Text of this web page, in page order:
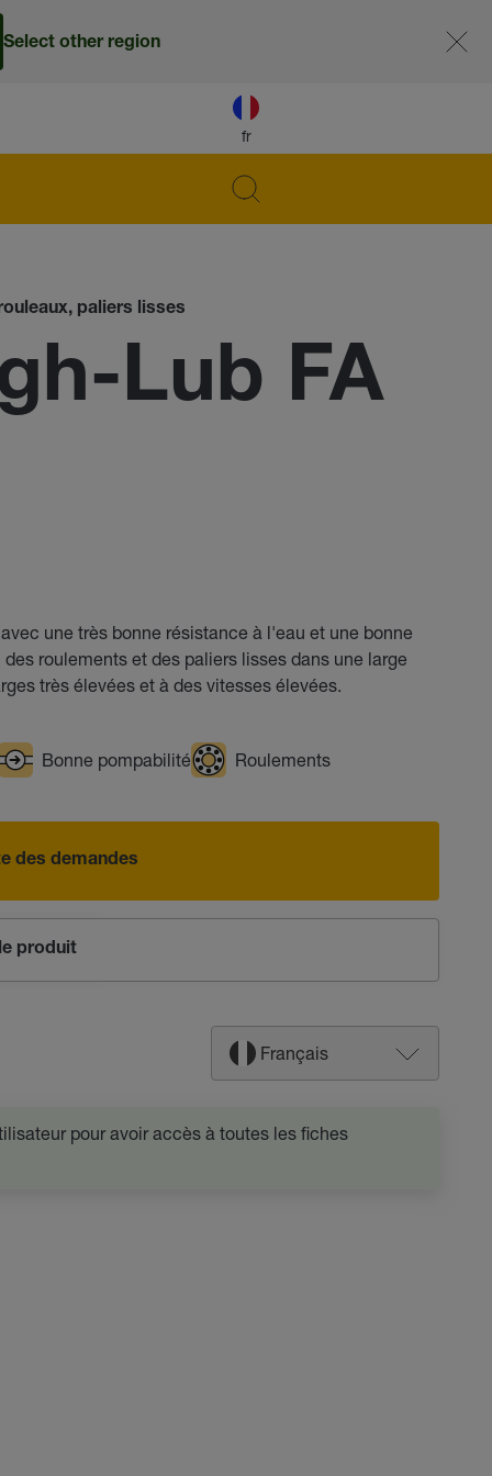
fr
Select other region
paliers lisses
Lub FA
une très bonne résistance à l'eau et une bonne
roulements et des paliers lisses dans une large
très élevées et à des vitesses élevées.
Bonne pompabilité Roulements
des demandes
produit
Français
pour avoir accès à toutes les fiches